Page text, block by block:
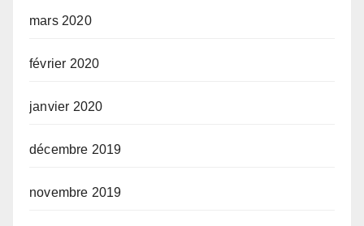
mars 2020
février 2020
janvier 2020
décembre 2019
novembre 2019